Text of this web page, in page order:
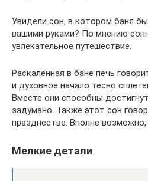
Увидели сон, в котором баня
вашими руками? По мнению
увлекательное путешествие.
Раскаленная в бане печь
и духовное начало тесно
Вместе они способны
задумано. Также этот сон
празднестве. Вполне
Мелкие детали